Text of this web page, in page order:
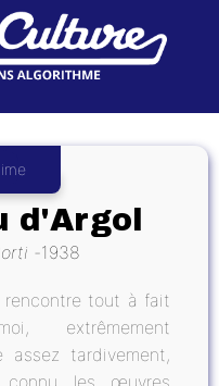
d'Argol
1938
rencontre tout à fait
extrêmement
assez tardivement,
connu les œuvres